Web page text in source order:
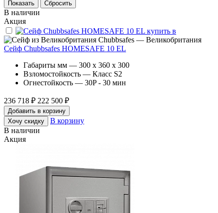
В наличии
Акция
Chubbsafes — Великобритания
Сейф Chubbsafes HOMESAFE 10 EL
Габариты мм — 300 x 360 x 300
Взломостойкость — Класс S2
Огнестойкость — 30P - 30 мин
236 718 ₽ 222 500 ₽
Добавить в корзину
Хочу скидку
В корзину
В наличии
Акция